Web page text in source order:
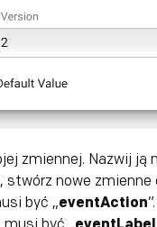
zmiennej. Nazwij ją
stwórz nowe
być „eventAction